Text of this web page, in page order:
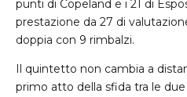
punti di Copeland e i 21 di
prestazione da 27 di
doppia con 9 rimbalzi.
Il quintetto non cambia a
primo atto della sfida tra le